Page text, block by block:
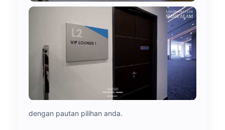
dengan pautan pilihan anda.